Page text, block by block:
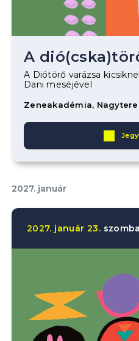
A
A Diótörő varázsa
Dani meséjével
Zeneakadémia,
2027. január
2027. január 23.